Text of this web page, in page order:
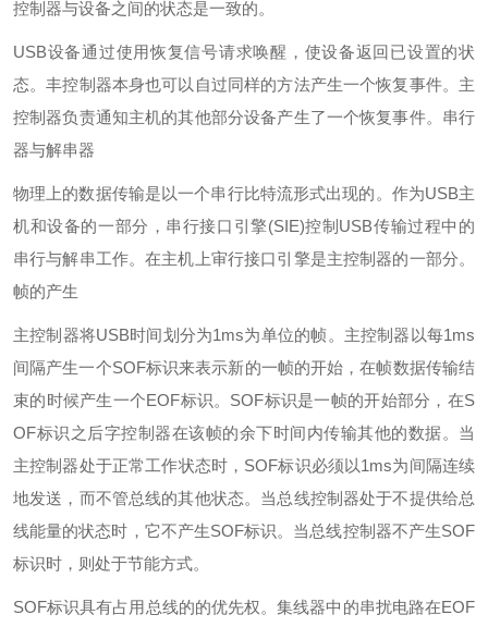
控制器与设备之间的状态是一致的。
USB设备通过使用恢复信号请求唤醒，使设备返回已设置的状
态。丰控制器本身也可以自过同样的方法产生一个恢复事件。主
控制器负责通知主机的其他部分设备产生了一个恢复事件。串行
器与解串器
物理上的数据传输是以一个串行比特流形式出现的。作为USB主
机和设备的一部分，串行接口引擎(SIE)控制USB传输过程中的
串行与解串工作。在主机上审行接口引擎是主控制器的一部分。
帧的产生
主控制器将USB时间划分为1ms为单位的帧。主控制器以每1ms
间隔产生一个SOF标识来表示新的一帧的开始，在帧数据传输结
束的时候产生一个EOF标识。SOF标识是一帧的开始部分，在S
OF标识之后字控制器在该帧的余下时间内传输其他的数据。当
主控制器处于正常工作状态时，SOF标识必须以1ms为间隔连续
地发送，而不管总线的其他状态。当总线控制器处于不提供给总
线能量的状态时，它不产生SOF标识。当总线控制器不产生SOF
标识时，则处于节能方式。
SOF标识具有占用总线的的优先权。集线器中的串扰电路在EOF